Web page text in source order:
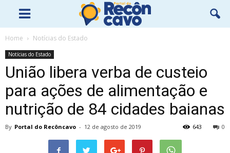
Home Notícias do Estado
Notícias do Estado
União libera verba de custeio
para ações de alimentação e
nutrição de 84 cidades baianas
By Portal do Recôncavo - 12 de agosto de 2019 0
643